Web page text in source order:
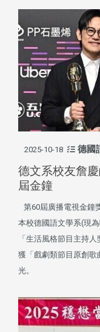
2025-10-18 德國
德文系校友詹
屆金鐘
第60屆廣播電視金鐘
本校德國語文學系(現
「生活風格節目主持
獲「戲劇類節目原創歌
光。